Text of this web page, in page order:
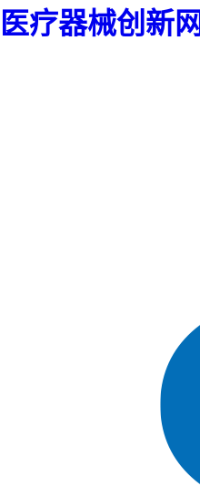
医疗器械创新网